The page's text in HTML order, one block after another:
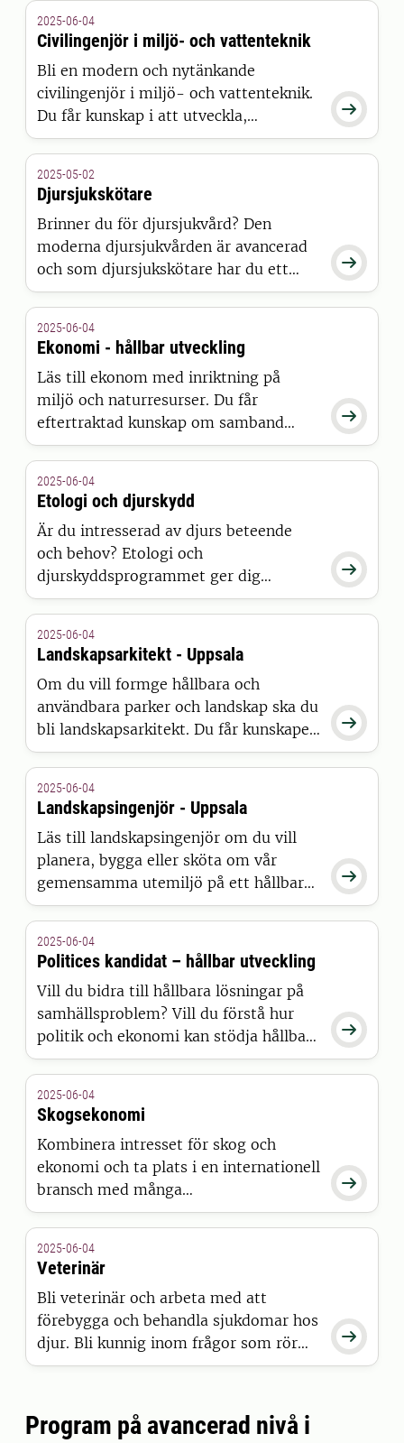
hög efterfrågan på arbetsmarknaden.
Sveriges lantbruksuniversitet. Du får
kunskaper i långsiktig hållbar
energiteknik så att du kan bidra
nationellt och internationellt.

2025-06-04
Civilingenjör i miljö- och vattenteknik
Bli en modern och nytänkande
civilingenjör i miljö- och vattenteknik.
Du får kunskap i att utveckla,
kvantitativt bedöma och använda
belastningen på miljön. Programmet är
ett unikt samarbete mellan Uppsala
universitet och Sveriges
lantbruksuniversitet.

2025-05-02
Djursjukskötare
Brinner du för djursjukvård? Den
moderna djursjukvården är avancerad
och som djursjukskötare har du ett
ansvarsfullt arbete. Du utför
kontakten med djurägarna, så yrket
kräver inte bara känsla för djur utan
också god kommunikation med
människor.

2025-06-04
Ekonomi - hållbar utveckling
Läs till ekonom med inriktning på
miljö och naturresurser. Du får
eftertraktad kunskap om samband
mellan näringsliv, samhälle och miljö
och livskvalitet.

2025-06-04
Etologi och djurskydd
Är du intresserad av djurs beteende
och behov? Etologi och
djurskyddsprogrammet ger dig
kompetens att arbeta med djur,
kunskaper för att kunna arbeta för
djurens bästa.

2025-06-04
Landskapsarkitekt - Uppsala
Om du vill formge hållbara och
användbara parker och landskap ska du
bli landskapsarkitekt. Du får kunskaper
som ger dig en nyckelroll i

2025-06-04
Landskapsingenjör - Uppsala
Läs till landskapsingenjör om du vill
planera, bygga eller sköta om vår
gemensamma utemiljö på ett hållbart
sätt. Du behövs för att leda byggandet
bostadsmiljöer, kyrkogårdar och
lekmiljöer.

2025-06-04
Politices kandidat – hållbar utveckling
Vill du bidra till hållbara lösningar på
samhällsproblem? Vill du förstå hur
politik och ekonomi kan stödja hållbar
utveckling? Då är politices kandidat

2025-06-04
Skogsekonomi
Kombinera intresset för skog och
ekonomi och ta plats i en internationell
bransch med många
karriärmöjligheter.
bredden och verktygen för att förstå
hela värdekedjan – från skog till
konsument. Din kompetens inom
skogsekonomi är användbar i hela
skogsbranschen.

2025-06-04
Veterinär
Bli veterinär och arbeta med att
förebygga och behandla sjukdomar hos
djur. Bli kunnig inom frågor som rör
djurhälsa, djur- och smittskydd och
Program på avancerad nivå i